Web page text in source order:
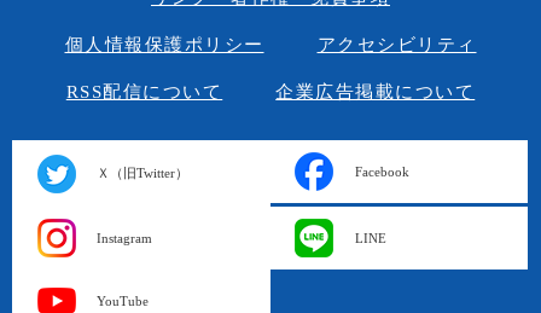
個人情報保護ポリシー アクセシビリティ
RSS配信について 企業広告掲載について
Ｘ（旧Twitter） Facebook
Instagram LINE
YouTube